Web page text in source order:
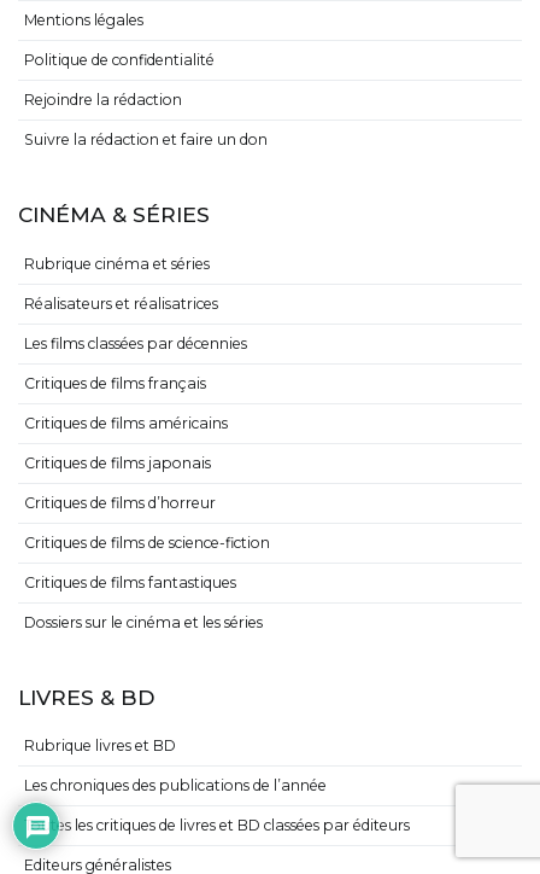
Mentions légales
Politique de confidentialité
Rejoindre la rédaction
Suivre la rédaction et faire un don
CINÉMA & SÉRIES
Rubrique cinéma et séries
Réalisateurs et réalisatrices
Les films classées par décennies
Critiques de films français
Critiques de films américains
Critiques de films japonais
Critiques de films d’horreur
Critiques de films de science-fiction
Critiques de films fantastiques
Dossiers sur le cinéma et les séries
LIVRES & BD
Rubrique livres et BD
Les chroniques des publications de l’année
Toutes les critiques de livres et BD classées par éditeurs
Editeurs généralistes